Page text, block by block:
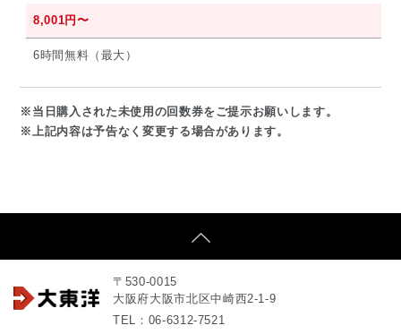
8,001円〜
6時間無料（最大）
※当日購入された未使用の回数券をご提示お願いします。
※上記内容は予告なく変更する場合があります。
〒530-0015
大阪府大阪市北区中崎西2-1-9
TEL：06-6312-7521